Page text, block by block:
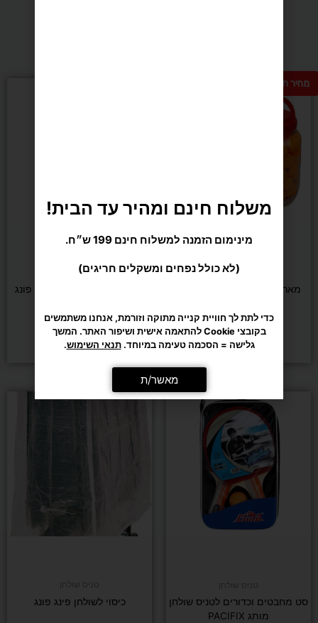
מחיר חם
מתוך 5
טניס שולחן
מארז כדורי טניס שולחן 60 יח'
₪75
הוספה לסל
טניס שולחן
סט מחבטים וכדורים לפינג פונג
₪49
הוספה לסל
סט מחבטים וכדורים לטניס שולחן
מותג PACIFIX
כיסוי לשולחן פינג פונג
משלוח חינם ומהיר עד הבית!
מינימום הזמנה למשלוח חינם 199 ש״ח.
(לא כולל נפחים ומשקלים חריגים)
כדי לתת לך חוויית קנייה מתוקה וזורמת, אנחנו משתמשים
בקובצי Cookie להתאמה אישית ושיפור האתר. המשך
גלישה = הסכמה טעימה במיוחד.תנאי השימוש.
מאשר/ת